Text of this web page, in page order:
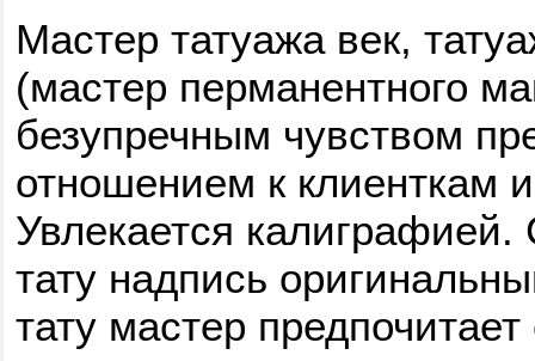
Мастер татуажа век,
(мастер перманентного
безупречным чувством
отношением к клиенткам
Увлекается
тату надпись
тату мастер